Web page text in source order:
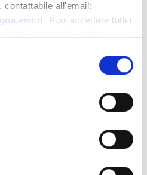
contattabile all'email:
. Puoi accettare tutti i
clic su “Personalizza”.
i cookie i Tuoi dati potranno
idonee per il
supplementari di sicurezza a
valutato essere
igea-marina.rn.it
Igea Marina
propone anche